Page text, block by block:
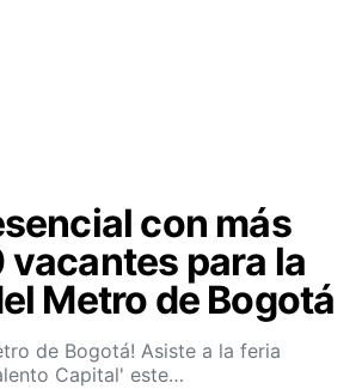
con más
vacantes para la
Metro de Bogotá
de Bogotá! Asiste a la feria
Capital' este…